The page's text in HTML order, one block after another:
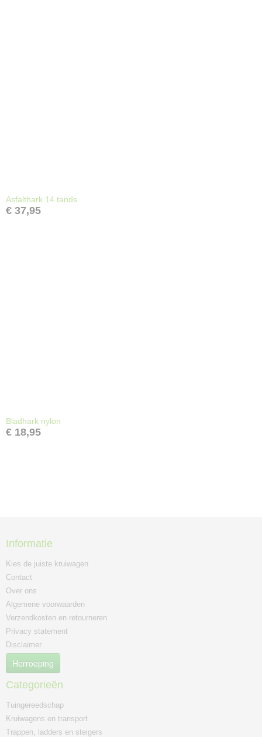
Asfalthark 14 tands
€ 37,95
Bladhark nylon
€ 18,95
Informatie
Kies de juiste kruiwagen
Contact
Over ons
Algemene voorwaarden
Verzendkosten en retourneren
Privacy statement
Disclaimer
Herroeping
Categorieën
Tuingereedschap
Kruiwagens en transport
Trappen, ladders en steigers